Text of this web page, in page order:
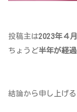
投稿主は2023年４
ちょうど半年が経過
結論から申し上げる